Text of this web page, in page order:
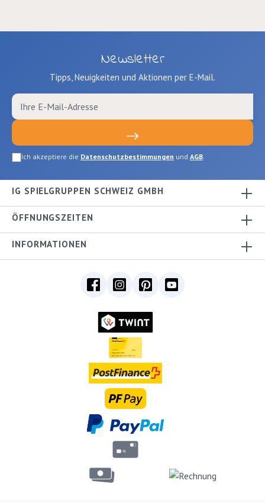
Newsletter
Tipps, Neuigkeiten und Aktionen per E-Mail.
Ich akzeptiere die Datenschutzbestimmungen und AGB.
IG SPIELGRUPPEN SCHWEIZ GMBH
ÖFFNUNGSZEITEN
INFORMATIONEN